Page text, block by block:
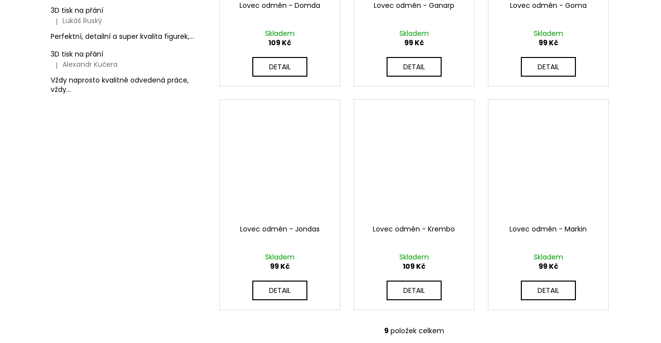
3D tisk na přání
Hodnocení produktu je 5 z 5 hvězdiček.
| Lukáš Ruský
Perfektní, detailní a super kvalita figurek,...
3D tisk na přání
Hodnocení produktu je 5 z 5 hvězdiček.
| Alexandr Kučera
Vždy naprosto kvalitně odvedená práce,
vždy...
Lovec odměn - Domda
Skladem
109 Kč
DETAIL
Lovec odměn - Ganarp
Skladem
99 Kč
DETAIL
Lovec odměn - Goma
Skladem
99 Kč
DETAIL
Lovec odměn - Jondas
Skladem
99 Kč
DETAIL
Lovec odměn - Krembo
Skladem
109 Kč
DETAIL
Lovec odměn - Markin
Skladem
99 Kč
DETAIL
O
9 položek celkem